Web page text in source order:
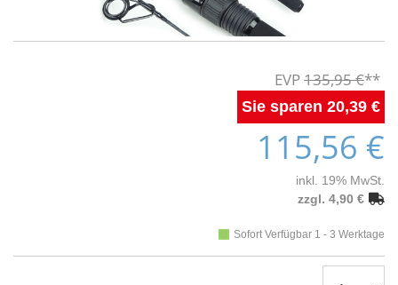
135,95 €
20,39 €
115,56 €
inkl. 19% MwSt.
zzgl. 4,90 €
Sofort Verfügbar 1 - 3 Werktage